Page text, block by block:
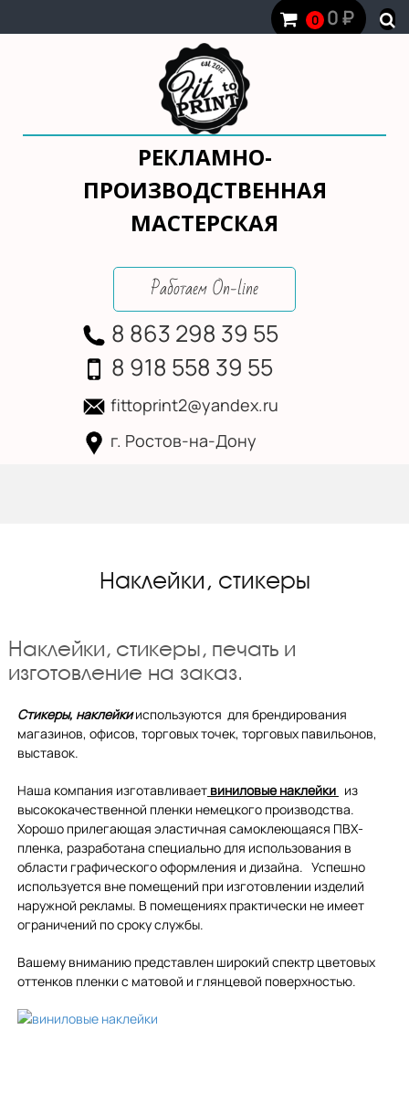
0 0₽
РЕКЛАМНО-
ПРОИЗВОДСТВЕННАЯ
МАСТЕРСКАЯ
Работаем On-line
8 863 298 39 55
8 918 558 39 55
fittoprint2@yandex.ru
г. Ростов-на-Дону
Наклейки, стикеры
Наклейки, стикеры, печать и
изготовление на заказ.
Стикеры, наклейкииспользуются для брендирования
магазинов, офисов, торговых точек, торговых павильонов,
выставок.
Наша компания изготавливаетвиниловые наклейки из
высококачественной пленки немецкого производства.
Хорошо прилегающая эластичная самоклеющаяся ПВХ-
пленка, разработана специально для использования в
области графического оформления и дизайна. Успешно
используется вне помещений при изготовлении изделий
наружной рекламы. В помещениях практически не имеет
ограничений по сроку службы.
Вашему вниманию представлен широкий спектр цветовых
оттенков пленки с матовой и глянцевой поверхностью.